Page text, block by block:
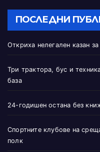
ПОСЛЕДНИ
Откриха нелегален казан
Три трактора, бус и
база
24-годишен остана без
Спортните клубове на
полк